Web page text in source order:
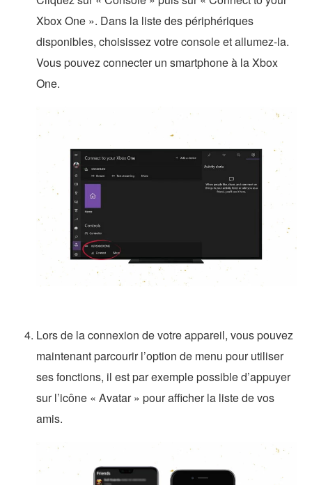
Xbox One ». Dans la liste des périphériques
disponibles, choisissez votre console et allumez-la.
Vous pouvez connecter un smartphone à la Xbox
One.
Lors de la connexion de votre appareil, vous pouvez
maintenant parcourir l’option de menu pour utiliser
ses fonctions, il est par exemple possible d’appuyer
sur l’icône « Avatar » pour afficher la liste de vos
amis.